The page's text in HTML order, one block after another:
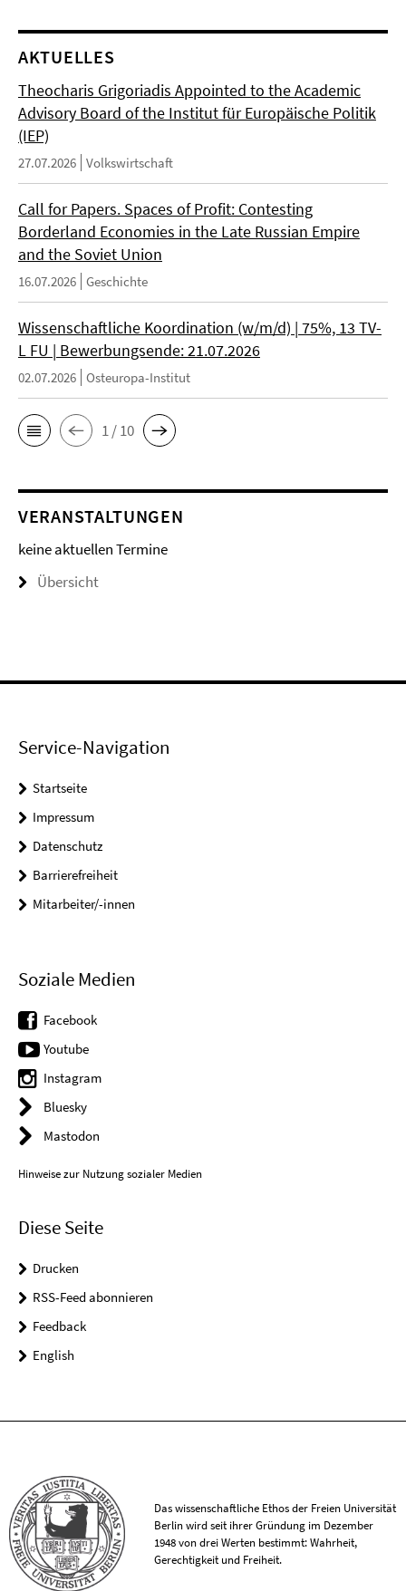
AKTUELLES
Theocharis Grigoriadis Appointed to the Academic
Advisory Board of the Institut für Europäische Politik
(IEP)
27.07.2026 Volkswirtschaft
Call for Papers. Spaces of Profit: Contesting
Borderland Economies in the Late Russian Empire
and the Soviet Union
16.07.2026 Geschichte
Wissenschaftliche Koordination (w/m/d) | 75%, 13 TV-
L FU | Bewerbungsende: 21.07.2026
02.07.2026 Osteuropa-Institut
1 / 10
VERANSTALTUNGEN
keine aktuellen Termine
Übersicht
Service-Navigation
Startseite
Impressum
Datenschutz
Barrierefreiheit
Mitarbeiter/-innen
Soziale Medien
Facebook
Youtube
Instagram
Bluesky
Mastodon
Hinweise zur Nutzung sozialer Medien
Diese Seite
Drucken
RSS-Feed abonnieren
Feedback
English
Das wissenschaftliche Ethos der Freien Universität
Berlin wird seit ihrer Gründung im Dezember
1948 von drei Werten bestimmt: Wahrheit,
Gerechtigkeit und Freiheit.